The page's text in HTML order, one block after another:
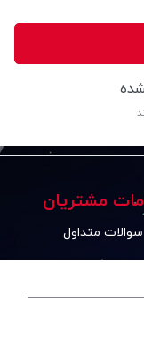
مشتریان
سوالات متداول
بازگرداندن کالا
حریم خصوصی